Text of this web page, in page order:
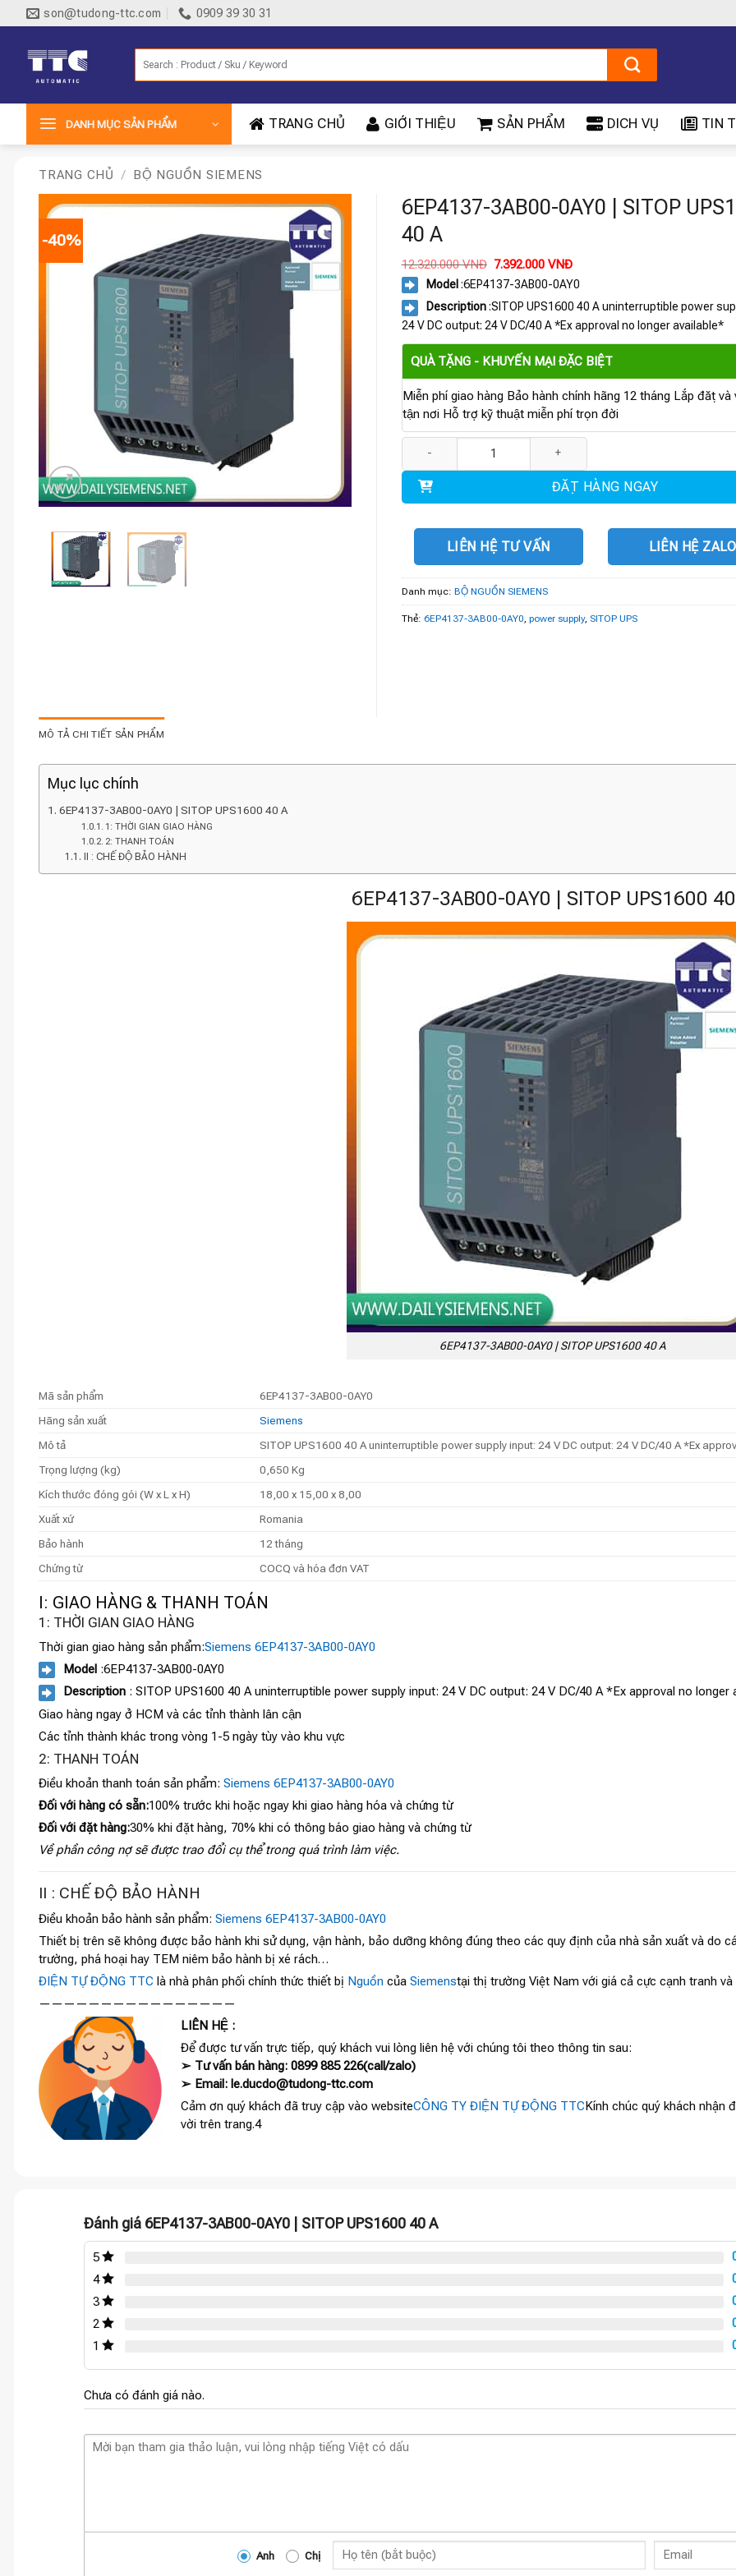
qua
son@tudong-ttc.com 0909 39 30 31
DANH MỤC SẢN PHẨM TRANG CHỦ GIỚI THIỆU SẢN PHẨM DICH VỤ TIN
TRANG CHỦ / BỘ NGUỒN SIEMENS
-40%
6EP4137-3AB00-0AY0 | SITOP
40 A
12.320.000VNĐ Giá
gốc
là:
12.320.000 VNĐ.
7.392.000VNĐGiá
hiện
tại
là:
7.392.000 VNĐ.
Model :6EP4137-3AB00-0AY0
Description:SITOP UPS1600 40 A uninterruptible power
24 V DC output: 24 V DC/40 A *Ex approval no longer available*
QUÀ TẶNG - KHUYẾN MẠI ĐẶC BIỆT
Miễn phí giao hàng Bảo hành chính hãng 12 tháng Lắp đặt và
tận nơi Hỗ trợ kỹ thuật miễn phí trọn đời
ĐẶT HÀNG NGAY
LIÊN HỆ TƯ VẤN LIÊN HỆ ZALO
Danh mục: BỘ NGUỒN SIEMENS
Thẻ: 6EP4137-3AB00-0AY0 power supply, SITOP UPS
MÔ TẢ CHI TIẾT SẢN PHẨM
Mục lục chính
6EP4137-3AB00-0AY0 | SITOP UPS1600 40 A
1: THỜI GIAN GIAO HÀNG
2: THANH TOÁN
II : CHẾ ĐỘ BẢO HÀNH
6EP4137-3AB00-0AY0 | SITOP UPS1600
6EP4137-3AB00-0AY0 | SITOP UPS1600 40 A
Mã sản phẩm
6EP4137-3AB00-0AY0
Hãng sản xuất
Siemens
Mô tả
SITOP UPS1600 40 A uninterruptible power supply input: 24 V DC output: 24 V DC/40 A *Ex
Trọng lượng (kg)
0,650 Kg
Kích thước đóng gói (W x L x H)
18,00 x 15,00 x 8,00
Xuất xứ
Romania
Bảo hành
12 tháng
Chứng từ
COCQ và hóa đơn VAT
I: GIAO HÀNG & THANH TOÁN
1: THỜI GIAN GIAO HÀNG
Thời gian giao hàng sản phẩm:Siemens 6EP4137-3AB00-0AY0
Model :6EP4137-3AB00-0AY0
Description : SITOP UPS1600 40 A uninterruptible power supply input: 24 V DC output: 24 V DC/40 A *Ex approval no longer
Giao hàng ngay ở HCM và các tỉnh thành lân cận
Các tỉnh thành khác trong vòng 1-5 ngày tùy vào khu vực
2: THANH TOÁN
Điều khoản thanh toán sản phẩm: Siemens 6EP4137-3AB00-0AY0
Đối với hàng có sẵn:100% trước khi hoặc ngay khi giao hàng hóa và chứng từ
Đối với đặt hàng:30% khi đặt hàng, 70% khi có thông báo giao hàng và chứng từ
Về phần công nợ sẽ được trao đổi cụ thể trong quá trình làm việc.
II : CHẾ ĐỘ BẢO HÀNH
Điều khoản bảo hành sản phẩm: Siemens 6EP4137-3AB00-0AY0
Thiết bị trên sẽ không được bảo hành khi sử dụng, vận hành, bảo dưỡng không đúng theo các quy định của nhà sản xuất và do
trường, phá hoại hay TEM niêm bảo hành bị xé rách…
ĐIỆN TỰ ĐỘNG TTC là nhà phân phối chính thức thiết bị Nguồn của Siemenstại thị trường Việt Nam với giá cả cực cạnh tranh
————————————————
LIÊN HỆ :
Để được tư vấn trực tiếp, quý khách vui lòng liên hệ với chúng tôi theo thông tin sau:
➢ Tư vấn bán hàng: 0899 885 226(call/zalo)
➢ Email: le.ducdo@tudong-ttc.com
Cảm ơn quý khách đã truy cập vào websiteCÔNG TY ĐIỆN TỰ ĐỘNG TTC Kính chúc quý khách nhận
vời trên trang.4
Đánh giá 6EP4137-3AB00-0AY0 | SITOP UPS1600 40 A
5
4
3
2
1
Chưa có đánh giá nào.
Anh Chị